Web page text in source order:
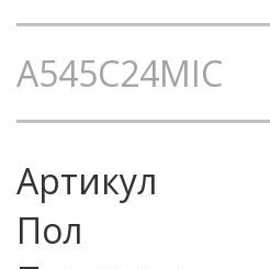
A545C24MIC
Артикул
Пол